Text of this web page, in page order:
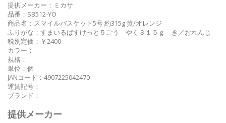
提供メーカー：ミカサ
品番：SB512-YO
商品名：スマイルバスケット5号 約315g 黄/オレンジ
ふりがな：すまいるばすけっと５ごう やく３１５ｇ き／おれんじ
税別定価：￥2400
カラー：
規格：
単位：個
JANコード：4907225042470
運賃記号：
ブランド：
提供メーカー